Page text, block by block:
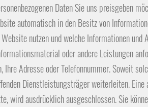
Daten Sie uns preisgeben
automatisch in den Besitz von
nutzen und welche Informationen und
oder andere Leistungen
Ihre Adresse oder Telefonnummer. Soweit
Dienstleistungsträger weiterleiten. Eine
wird ausdrücklich ausgeschlossen. Sie